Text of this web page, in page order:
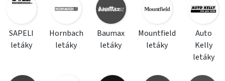
SAPELI
letáky
Hornbach
letáky
Baumax
letáky
Mountfield
letáky
Auto
Kelly
letáky